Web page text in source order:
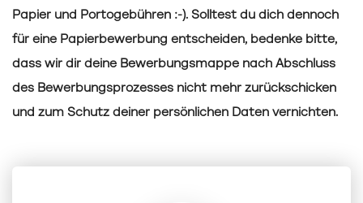
Papier und Portogebühren :-). Solltest du dich dennoch
für eine Papierbewerbung entscheiden, bedenke bitte,
dass wir dir deine Bewerbungsmappe nach Abschluss
des Bewerbungsprozesses nicht mehr zurückschicken
und zum Schutz deiner persönlichen Daten vernichten.